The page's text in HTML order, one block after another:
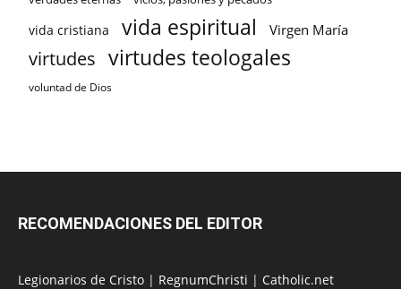
vida cristiana vida espiritual Virgen María
virtudes virtudes teologales
voluntad de Dios
RECOMENDACIONES DEL EDITOR
Legionarios de Cristo | RegnumChristi | Catholic.net